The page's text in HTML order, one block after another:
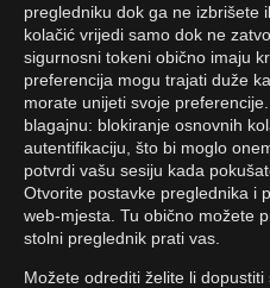
pregledniku dok ga ne izbrišete
kolačić vrijedi samo dok ne
sigurnosni tokeni obično imaju
preferencija mogu trajati duže
morate unijeti svoje
blagajnu: blokiranje osnovnih
autentifikaciju, što bi moglo
potvrdi vašu sesiju kada
Otvorite postavke preglednika i
web-mjesta. Tu obično možete
stolni preglednik prati vas.
Možete odrediti želite li